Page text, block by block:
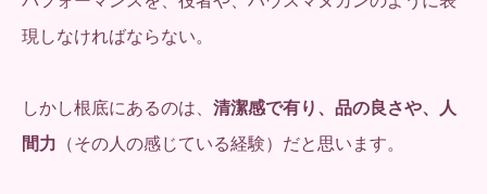
現しなければならない。
しかし根底にあるのは、 清潔感で有り、品の良さや、人
間力 （その人の感じている経験）だと思います。